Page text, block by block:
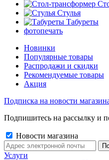
Стулья
Табуреты
фотопечать
Новинки
Популярные товары
Распродажи и скидки
Рекомендуемые товары
Акция
Подписка на новости
Подпишитесь на рассылку и
Новости магазина
Услуги